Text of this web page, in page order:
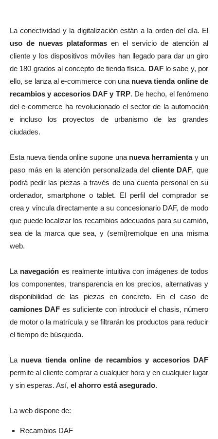
La conectividad y la digitalización están a la orden del día. El
uso de nuevas plataformas en el servicio de atención al
cliente y los dispositivos móviles han llegado para dar un giro
de 180 grados al concepto de tienda física. DAFlo sabe y, por
ello, se lanza al e-commerce con una nueva tienda online de
recambios y accesorios DAF y TRP. De hecho, el fenómeno
del e-commerce ha revolucionado el sector de la automoción
e incluso los proyectos de urbanismo de las grandes
ciudades.
Esta nueva tienda online supone una nueva herramientay un
paso más en la atención personalizada del cliente DAF, que
podrá pedir las piezas a través de una cuenta personal en su
ordenador, smartphone o tablet. El perfil del comprador se
crea y vincula directamente a su concesionario DAF, de modo
que puede localizar los recambios adecuados para su camión,
sea de la marca que sea, y (semi)remolque en una misma
web.
La navegación es realmente intuitiva con imágenes de todos
los componentes, transparencia en los precios, alternativas y
disponibilidad de las piezas en concreto. En el caso de
camiones DAF es suficiente con introducir el chasis, número
de motor o la matrícula y se filtrarán los productos para reducir
el tiempo de búsqueda.
La nueva tienda online de recambios y accesorios DAF
permite al cliente comprar a cualquier hora y en cualquier lugar
y sin esperas. Así, el ahorro está asegurado.
La web dispone de:
Recambios DAF